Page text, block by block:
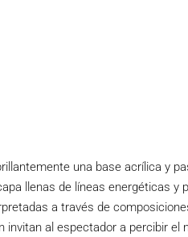
una base acrílica y
llenas de líneas energéticas
a través de
invitan al espectador a percibir